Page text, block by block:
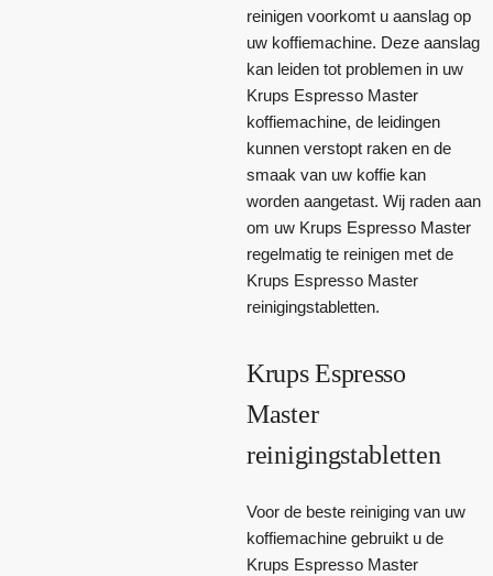
reinigen voorkomt u aanslag op
uw koffiemachine. Deze aanslag
kan leiden tot problemen in uw
Krups Espresso Master
koffiemachine, de leidingen
kunnen verstopt raken en de
smaak van uw koffie kan
worden aangetast. Wij raden aan
om uw Krups Espresso Master
regelmatig te reinigen met de
Krups Espresso Master
reinigingstabletten.
Krups Espresso
Master
reinigingstabletten
Voor de beste reiniging van uw
koffiemachine gebruikt u de
Krups Espresso Master